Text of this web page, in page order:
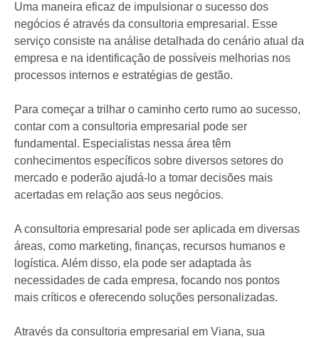
Uma maneira eficaz de impulsionar o sucesso dos
negócios é através da consultoria empresarial. Esse
serviço consiste na análise detalhada do cenário atual da
empresa e na identificação de possíveis melhorias nos
processos internos e estratégias de gestão.
Para começar a trilhar o caminho certo rumo ao sucesso,
contar com a consultoria empresarial pode ser
fundamental. Especialistas nessa área têm
conhecimentos específicos sobre diversos setores do
mercado e poderão ajudá-lo a tomar decisões mais
acertadas em relação aos seus negócios.
A consultoria empresarial pode ser aplicada em diversas
áreas, como marketing, finanças, recursos humanos e
logística. Além disso, ela pode ser adaptada às
necessidades de cada empresa, focando nos pontos
mais críticos e oferecendo soluções personalizadas.
Através da consultoria empresarial em Viana, sua